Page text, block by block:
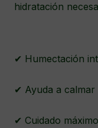
hidratación
✔ Humectación
✔ Ayuda a calmar
✔ Cuidado